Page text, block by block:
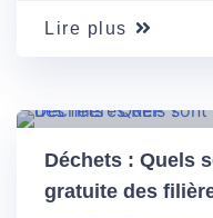
Lire plus
Déchets : Quels
gratuite des